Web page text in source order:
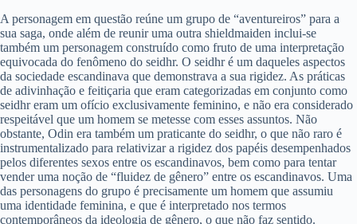
A personagem em questão reúne um grupo de “aventureiros” para a
sua saga, onde além de reunir uma outra shieldmaiden inclui-se
também um personagem construído como fruto de uma interpretação
equivocada do fenômeno do seidhr. O seidhr é um daqueles aspectos
da sociedade escandinava que demonstrava a sua rigidez. As práticas
de adivinhação e feitiçaria que eram categorizadas em conjunto como
seidhr eram um ofício exclusivamente feminino, e não era considerado
respeitável que um homem se metesse com esses assuntos. Não
obstante, Odin era também um praticante do seidhr, o que não raro é
instrumentalizado para relativizar a rigidez dos papéis desempenhados
pelos diferentes sexos entre os escandinavos, bem como para tentar
vender uma noção de “fluidez de gênero” entre os escandinavos. Uma
das personagens do grupo é precisamente um homem que assumiu
uma identidade feminina, e que é interpretado nos termos
contemporâneos da ideologia de gênero, o que não faz sentido.